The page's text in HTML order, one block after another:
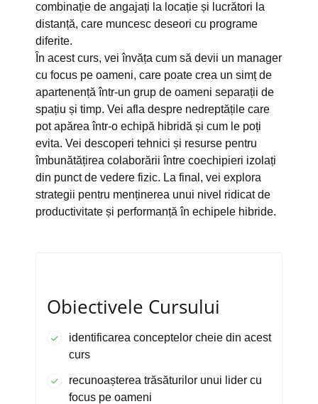
combinație de angajați la locație și lucrători la
distanță, care muncesc deseori cu programe
diferite.
În acest curs, vei învăța cum să devii un manager
cu focus pe oameni, care poate crea un simț de
apartenență într-un grup de oameni separații de
spațiu și timp. Vei afla despre nedreptățile care
pot apărea într-o echipă hibridă și cum le poți
evita. Vei descoperi tehnici și resurse pentru
îmbunătățirea colaborării între coechipieri izolați
din punct de vedere fizic. La final, vei explora
strategii pentru menținerea unui nivel ridicat de
productivitate și performanță în echipele hibride.
Obiectivele Cursului
identificarea conceptelor cheie din acest
curs
recunoașterea trăsăturilor unui lider cu
focus pe oameni